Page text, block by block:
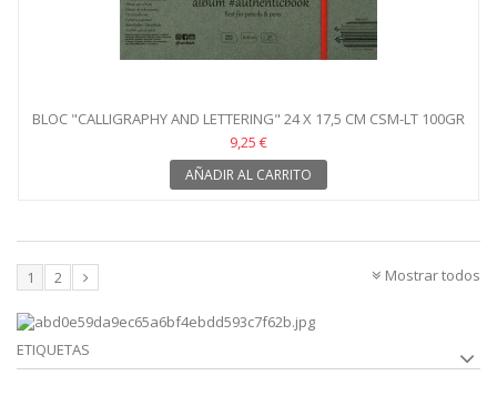
BLOC "CALLIGRAPHY AND LETTERING" 24 X 17,5 CM CSM-LT 100GR
9,25 €
AÑADIR AL CARRITO
Mostrar todos
1 2
ETIQUETAS